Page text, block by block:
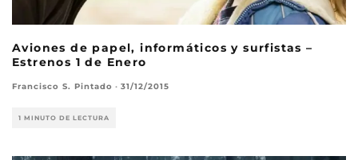
Aviones de papel, informáticos y surfistas –
Estrenos 1 de Enero
Francisco S. Pintado · 31/12/2015
1 MINUTO DE LECTURA